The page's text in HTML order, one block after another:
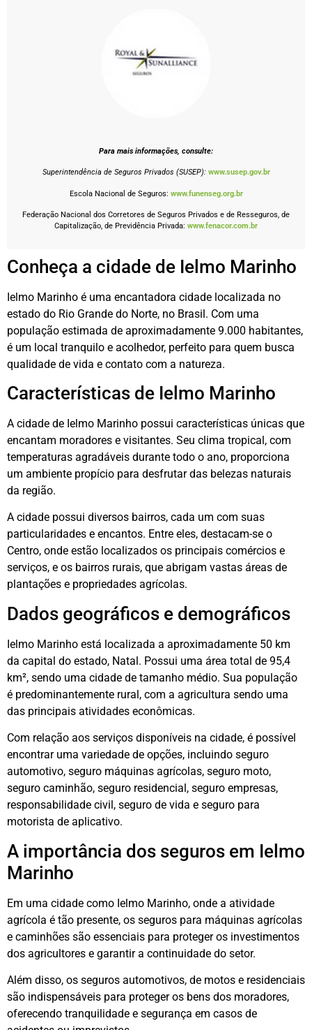
Para mais informações, consulte:
Superintendência de Seguros Privados (SUSEP): www.susep.gov.br
Escola Nacional de Seguros: www.funenseg.org.br
Federação Nacional dos Corretores de Seguros Privados e de Resseguros, de
Capitalização, de Previdência Privada: www.fenacor.com.br
Conheça a cidade de Ielmo Marinho
Ielmo Marinho é uma encantadora cidade localizada no
estado do Rio Grande do Norte, no Brasil. Com uma
população estimada de aproximadamente 9.000 habitantes,
é um local tranquilo e acolhedor, perfeito para quem busca
qualidade de vida e contato com a natureza.
Características de Ielmo Marinho
A cidade de Ielmo Marinho possui características únicas que
encantam moradores e visitantes. Seu clima tropical, com
temperaturas agradáveis durante todo o ano, proporciona
um ambiente propício para desfrutar das belezas naturais
da região.
A cidade possui diversos bairros, cada um com suas
particularidades e encantos. Entre eles, destacam-se o
Centro, onde estão localizados os principais comércios e
serviços, e os bairros rurais, que abrigam vastas áreas de
plantações e propriedades agrícolas.
Dados geográficos e demográficos
Ielmo Marinho está localizada a aproximadamente 50 km
da capital do estado, Natal. Possui uma área total de 95,4
km², sendo uma cidade de tamanho médio. Sua população
é predominantemente rural, com a agricultura sendo uma
das principais atividades econômicas.
Com relação aos serviços disponíveis na cidade, é possível
encontrar uma variedade de opções, incluindo seguro
automotivo, seguro máquinas agrícolas, seguro moto,
seguro caminhão, seguro residencial, seguro empresas,
responsabilidade civil, seguro de vida e seguro para
motorista de aplicativo.
A importância dos seguros em Ielmo
Marinho
Em uma cidade como Ielmo Marinho, onde a atividade
agrícola é tão presente, os seguros para máquinas agrícolas
e caminhões são essenciais para proteger os investimentos
dos agricultores e garantir a continuidade do setor.
Além disso, os seguros automotivos, de motos e residenciais
são indispensáveis para proteger os bens dos moradores,
oferecendo tranquilidade e segurança em casos de